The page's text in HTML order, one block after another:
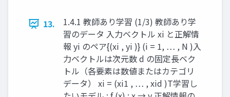
13.
1.4.1 教師あり学習 (1/3) 教師あり学
習のデータ 入力ベクトル xi と正解情
報 yi のペア ​ ​ {(xi , yi )} (i = 1, … , N ) ​ ​ 入
力ベクトルは次元数 d の固定長ベク
トル（各要素は数値またはカテゴリ
データ） xi = (xi1 , … , xid )T ​ 学習し